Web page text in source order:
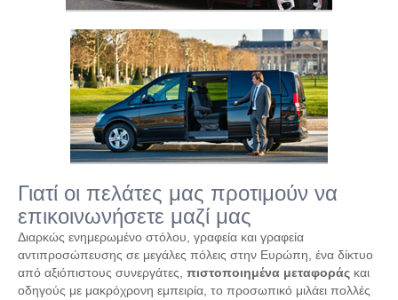
Γιατί οι πελάτες μας προτιμούν να
επικοινωνήσετε μαζί μας
Διαρκώς ενημερωμένο στόλου, γραφεία και γραφεία
αντιπροσώπευσης σε μεγάλες πόλεις στην Ευρώπη, ένα δίκτυο
από αξιόπιστους συνεργάτες, πιστοποιημένα μεταφοράς και
οδηγούς με μακρόχρονη εμπειρία, το προσωπικό μιλάει πολλές